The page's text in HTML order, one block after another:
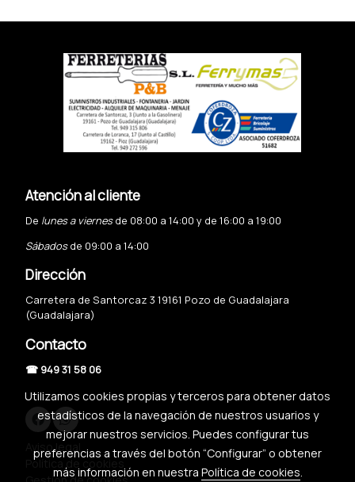
Atención al cliente
De lunes a viernesde 08:00 a 14:00 y de 16:00 a 19:00
Sábadosde 09:00 a 14:00
Dirección
Carretera de Santorcaz 3 19161 Pozo de Guadalajara
(Guadalajara)
Contacto
☎ 949 31 58 06
Aviso legal
Política de cookies
Utilizamos cookies propias y terceros para obtener datos
estadísticos de la navegación de nuestros usuarios y
mejorar nuestros servicios. Puedes configurar tus
preferencias a través del botón “Configurar” o obtener
más información en nuestra Política de cookies.